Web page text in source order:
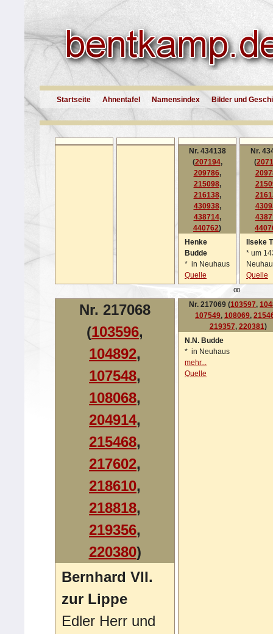
Startseite Ahnentafel Namensindex Bilder und
Nr. 434138
(207194,
209786,
215098,
216138,
430938,
438714,
440762)
Henke
Budde
* in Neuhaus
Quelle
Nr.
(
Ilseke
* um
Quelle
oo
Nr. 217068
(103596,
104892,
107548,
108068,
204914,
215468,
217602,
218610,
218818,
219356,
220380)
Bernhard VII.
zur Lippe
Edler Herr und
Nr. 217069 (103597,
107549, 108069,
219357, 220381)
N.N. Budde
* in Neuhaus
mehr...
Quelle